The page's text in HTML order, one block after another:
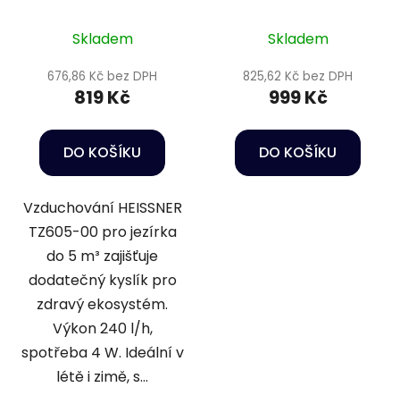
Skladem
676,86 Kč bez DPH
819 Kč
DO KOŠÍKU
Vzduchování HEISSNER
TZ605-00 pro jezírka
do 5 m³ zajišťuje
dodatečný kyslík pro
zdravý ekosystém.
Výkon 240 l/h,
spotřeba 4 W. Ideální v
létě i zimě, s...
Skladem
825,62 Kč bez DPH
999 Kč
DO KOŠÍKU